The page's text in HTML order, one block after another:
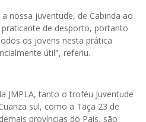
nossa juventude, de Cabinda ao
de desporto, portanto
os jovens nesta prática
útil", referiu.
JMPLA, tanto o troféu Juventude
sul, como a Taça 23 de
províncias do País, são